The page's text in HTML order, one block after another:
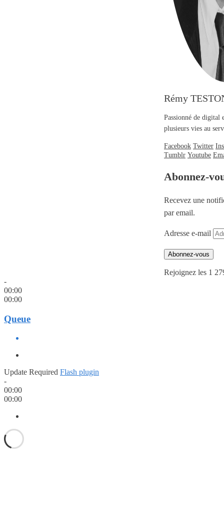
Rémy
Passionné de digital
plusieurs vies au
Facebook Twitter
Tumblr Youtube
Abonnez-
Recevez une
par email.
Adresse e-mail
Abonnez-vous
Rejoignez les 1
-
00:00
00:00
Queue
Update Required Flash plugin
-
00:00
00:00